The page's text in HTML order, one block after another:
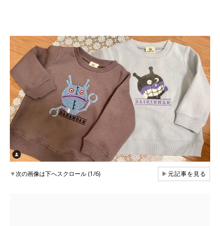
▼次の画像は下へスクロール (1/6) ▶元記事を見る